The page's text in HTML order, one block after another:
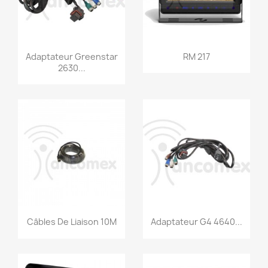
Vorschau
Adaptateur Greenstar
2630...
Vorschau
RM 217
 Vorschau
Câbles De Liaison 10M Vorschau
Adaptateur G4 4640...